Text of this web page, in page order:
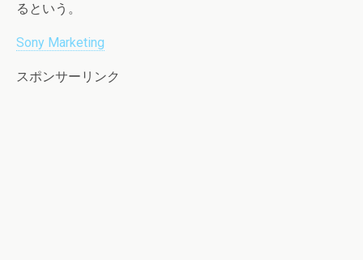
るという。
Sony Marketing
スポンサーリンク